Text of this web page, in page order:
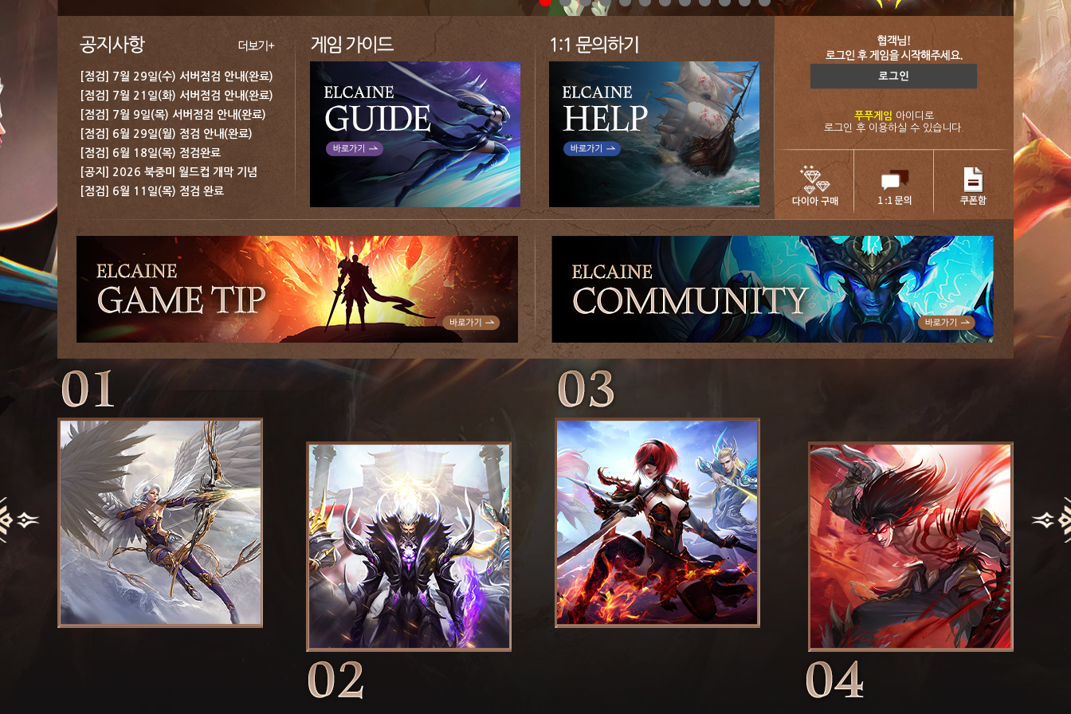
푸푸게임 아이디로
로그인 후 이용하실 수 있습니다.
[점검] 7월 29일(수) 서버점검 안내(완료)
[점검] 7월 21일(화) 서버점검 안내(완료)
[점검] 7월 9일(목) 서버점검 안내(완료)
[점검] 6월 29일(월) 점검 안내(완료)
[점검] 6월 18일(목) 점검완료
[공지] 2026 북중미 월드컵 개막 기념 보상 지급 안내
[점검] 6월 11일(목) 점검 완료